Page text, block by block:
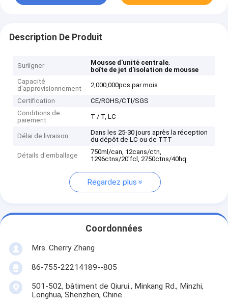
Description De Produit
Surligner Mousse d'unité centrale,
boîte de jet d'isolation de mousse
Capacité
d'approvisionnement
2,000,000pcs par mois
Certification
CE/ROHS/CTI/SGS
Conditions de
paiement
T / T, LC
Délai de livraison
Dans les 25-30 jours après la réception
du dépôt de LC ou de TTT
Détails d'emballage
750ml/can, 12cans/ctn,
1296ctns/20'fcl, 2750ctns/40hq
Regardez plus
Coordonnées
Mrs. Cherry Zhang
86-755-22214189--805
501-502, bâtiment de Qiurui., Minkang Rd., Minzhi,
Longhua, Shenzhen, Chine